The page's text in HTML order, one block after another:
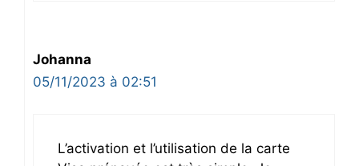
Johanna
05/11/2023 à 02:51
L’activation et l’utilisation de la carte